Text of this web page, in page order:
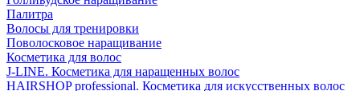
Палитра
Волосы для тренировки
Поволосковое наращивание
Косметика для волос
J-LINE. Косметика для наращенных волос
HAIRSHOP professional. Косметика для искусственных волос